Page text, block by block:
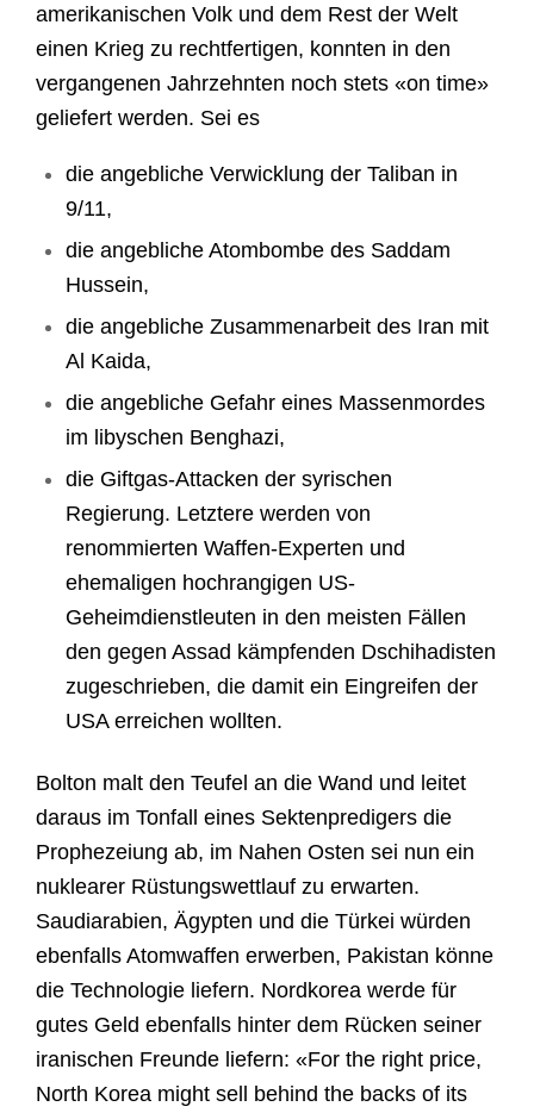
amerikanischen Volk und dem Rest der Welt
einen Krieg zu rechtfertigen, konnten in den
vergangenen Jahrzehnten noch stets «on time»
geliefert werden. Sei es
die angebliche Verwicklung der Taliban in
9/11,
die angebliche Atombombe des Saddam
Hussein,
die angebliche Zusammenarbeit des Iran mit
Al Kaida,
die angebliche Gefahr eines Massenmordes
im libyschen Benghazi,
die Giftgas-Attacken der syrischen
Regierung. Letztere werden von
renommierten Waffen-Experten und
ehemaligen hochrangigen US-
Geheimdienstleuten in den meisten Fällen
den gegen Assad kämpfenden Dschihadisten
zugeschrieben, die damit ein Eingreifen der
USA erreichen wollten.
Bolton malt den Teufel an die Wand und leitet
daraus im Tonfall eines Sektenpredigers die
Prophezeiung ab, im Nahen Osten sei nun ein
nuklearer Rüstungswettlauf zu erwarten.
Saudiarabien, Ägypten und die Türkei würden
ebenfalls Atomwaffen erwerben, Pakistan könne
die Technologie liefern. Nordkorea werde für
gutes Geld ebenfalls hinter dem Rücken seiner
iranischen Freunde liefern: «For the right price,
North Korea might sell behind the backs of its